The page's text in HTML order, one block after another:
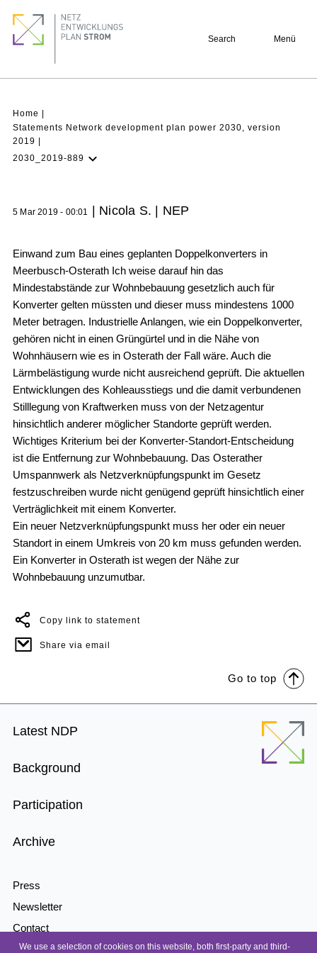
main
Search Menü
Breadcrumb
Home
Statements Network development plan power 2030, version
2019
2030_2019-889
Archive
5 Mar 2019 - 00:01 | Nicola S. | NEP
Einwand zum Bau eines geplanten Doppelkonverters in
Meerbusch-Osterath Ich weise darauf hin das
Mindestabstände zur Wohnbebauung gesetzlich auch für
Konverter gelten müssten und dieser muss mindestens 1000
Meter betragen. Industrielle Anlangen, wie ein Doppelkonverter,
gehören nicht in einen Grüngürtel und in die Nähe von
Wohnhäusern wie es in Osterath der Fall wäre. Auch die
Lärmbelästigung wurde nicht ausreichend geprüft. Die aktuellen
Entwicklungen des Kohleausstiegs und die damit verbundenen
Stilllegung von Kraftwerken muss von der Netzagentur
hinsichtlich anderer möglicher Standorte geprüft werden.
Wichtiges Kriterium bei der Konverter-Standort-Entscheidung
ist die Entfernung zur Wohnbebauung. Das Osterather
Umspannwerk als Netzverknüpfungspunkt im Gesetz
festzuschreiben wurde nicht genügend geprüft hinsichtlich einer
Verträglichkeit mit einem Konverter.
Ein neuer Netzverknüpfungspunkt muss her oder ein neuer
Standort in einem Umkreis von 20 km muss gefunden werden.
Ein Konverter in Osterath ist wegen der Nähe zur
Wohnbebauung unzumutbar.
Copy link to statement
Share via email
Go to top
Footer
Latest NDP
Background
Participation
Archive
quick
links
Press
Newsletter
Contact
Accessibility
We use a selection of cookies on this website, both first-party and third-